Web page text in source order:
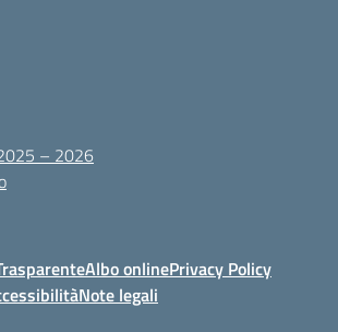
– 2026
Albo onlinePrivacy Policy
Note legali